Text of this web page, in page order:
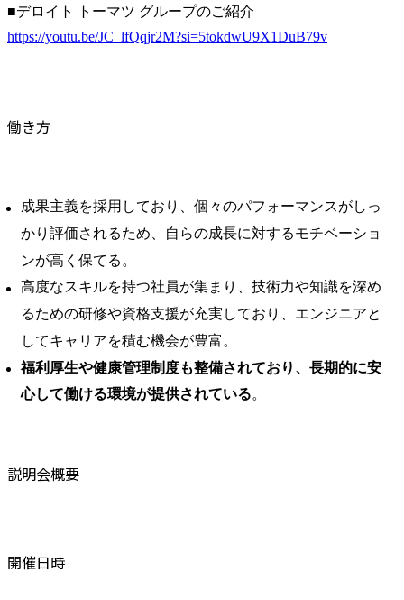
https://youtu.be/JC_lfQqjr2M?si=5tokdwU9X1DuB79v
働き方
成果主義を採用しており、個々のパフォーマンスがしっ
かり評価されるため、自らの成長に対するモチベーショ
ンが高く保てる。
高度なスキルを持つ社員が集まり、技術力や知識を深め
るための研修や資格支援が充実しており、エンジニアと
してキャリアを積む機会が豊富。
福利厚生や健康管理制度も整備されており、長期的に安
心して働ける環境が提供されている。
説明会概要
開催日時